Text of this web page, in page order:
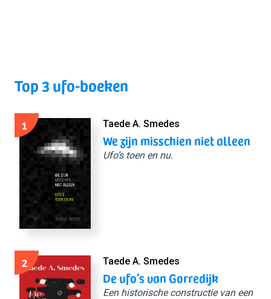
Top 3 ufo-boeken
1 Taede A. Smedes
We zijn misschien niet alleen
Ufo’s toen en nu.
2 Taede A. Smedes
De ufo’s van Gorredijk
Een historische constructie van een